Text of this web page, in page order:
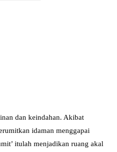
dan keindahan. Akibat
idaman menggapai
itulah menjadikan ruang akal